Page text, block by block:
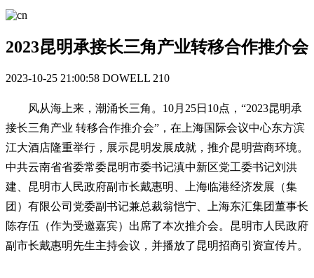
2023昆明承接长三角产业转移合作推介会
2023-10-25 21:00:58 DOWELL 210
风从海上来，潮涌长三角。10月25日10点，“2023昆明承
接长三角产业 转移合作推介会”，在上海国际会议中心东方滨
江大酒店隆重举行，展示昆明发展成就，推介昆明营商环境。
中共云南省省委常委昆明市委书记滇中新区党工委书记刘洪
建、昆明市人民政府副市长戴惠明、上海临港经济发展（集
团）有限公司党委副书记兼总裁翁恺宁、上海东汇集团董事长
陈存伍（作为受邀嘉宾）出席了本次推介会。昆明市人民政府
副市长戴惠明先生主持会议，并播放了昆明招商引资宣传片。